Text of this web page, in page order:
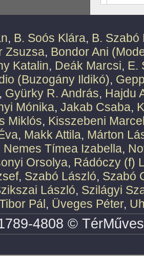
, B. Soós Klára, B. Szabó
Zsuzsa, Bondor Ani
Katalin, Deák Marcsi, E.
(Buzogány Ildikó),
Gyürky R. András, Hajdu
Mónika, Jakab Csaba,
Miklós, Kisszebeni
, Makk Attila, Márton
Nemes Tímea Izabella,
Orsolya, Rádóczy (f)
, Szabó László, Szabó
László, Szilágyi
Pál, Üveges Péter,
4808 ©